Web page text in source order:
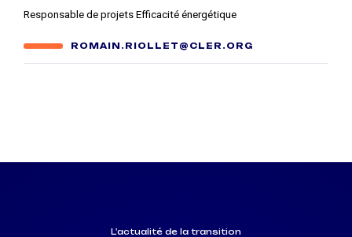
Responsable de projets Efficacité énergétique
ROMAIN.RIOLLET@CLER.ORG
L'actualité de la transition